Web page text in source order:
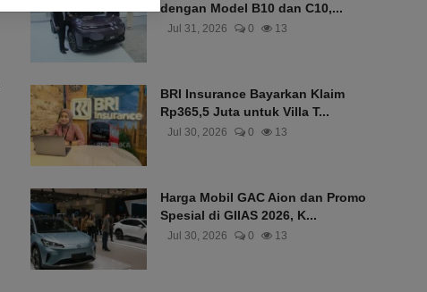
dengan Model B10 dan C10,...
Jul 31, 2026 0 13
BRI Insurance Bayarkan Klaim
Rp365,5 Juta untuk Villa T...
Jul 30, 2026 0 13
Harga Mobil GAC Aion dan Promo
Spesial di GIIAS 2026, K...
Jul 30, 2026 0 13